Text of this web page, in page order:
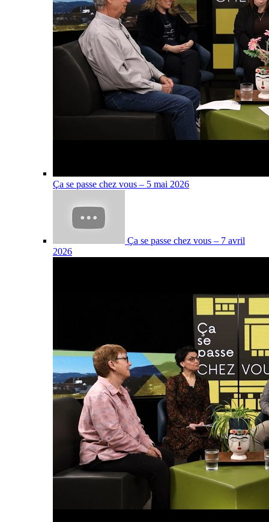
Ça se passe chez vous – 5 mai 2026
Ça se passe chez vous – 7 avril
2026